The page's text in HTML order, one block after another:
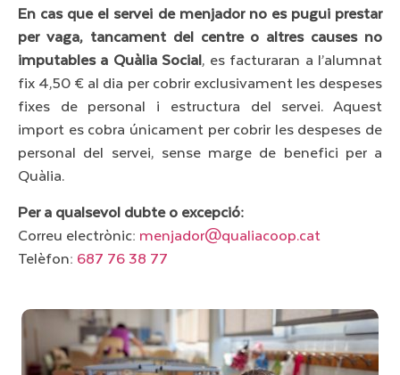
En cas que el servei de menjador no es pugui prestar
per vaga, tancament del centre o altres causes no
imputables a Quàlia Social, es facturaran a l’alumnat
fix 4,50 € al dia per cobrir exclusivament les despeses
fixes de personal i estructura del servei. Aquest
import es cobra únicament per cobrir les despeses de
personal del servei, sense marge de benefici per a
Quàlia.
Per a qualsevol dubte o excepció:
Correu electrònic: menjador@qualiacoop.cat
Telèfon: 687 76 38 77